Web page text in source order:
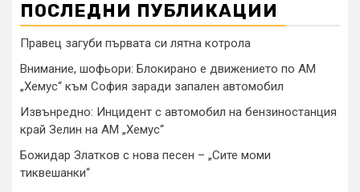
ПОСЛЕДНИ ПУБЛИКАЦИИ
Правец загуби първата си лятна котрола
Внимание, шофьори: Блокирано е движението по АМ
„Хемус“ към София заради запален автомобил
Извънредно: Инцидент с автомобил на бензиностанция
край Зелин на АМ „Хемус“
Божидар Златков с нова песен – „Сите моми
тиквешанки“